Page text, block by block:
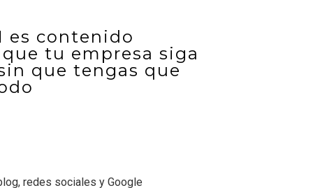
es contenido
tu empresa siga
que tengas que
redes sociales y Google